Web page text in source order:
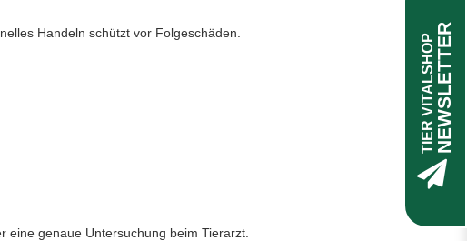
Handeln schützt vor Folgeschäden.
genaue Untersuchung beim Tierarzt.
TIER VITALSHOPNEWSLETTER